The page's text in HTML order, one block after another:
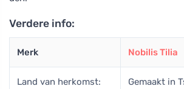
Verdere info:
Merk Nobilis Tilia
Land van herkomst: Gemaakt in